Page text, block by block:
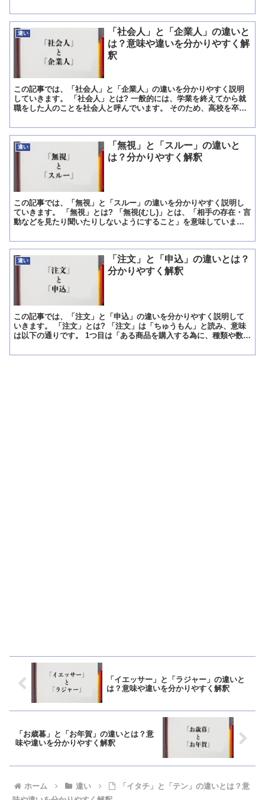
違い
「社会人」と「企業人」の違いと
は？意味や違いを分かりやすく解
釈
この記事では、「社会人」と「企業人」の違いを分かりやすく説明
していきます。 「社会人」とは? 一般的には、学業を終えてから就
職をした人のことを社会人と呼んでいます。 そのため、高校を卒業
違い
「無視」と「スルー」の違いと
は？分かりやすく解釈
この記事では、「無視」と「スルー」の違いを分かりやすく説明し
ていきます。 「無視」とは? 「無視(むし)」とは、「相手の存在・言
動などを見たり聞いたりしないようにすること」を意味していま
違い
「注文」と「申込」の違いとは？
分かりやすく解釈
この記事では、「注文」と「申込」の違いを分かりやすく説明して
いきます。 「注文」とは? 「注文」は「ちゅうもん」と読み、意味
は以下の通りです。 1つ目は「ある商品を購入する為に、種類や数量
「イエッサー」と「ラジャー」の違いと
は？意味や違いを分かりやすく解釈
「お歳暮」と「お年賀」の違いとは？意
味や違いを分かりやすく解釈
ホーム 違い
「イタチ」と「テン」の違いとは？意